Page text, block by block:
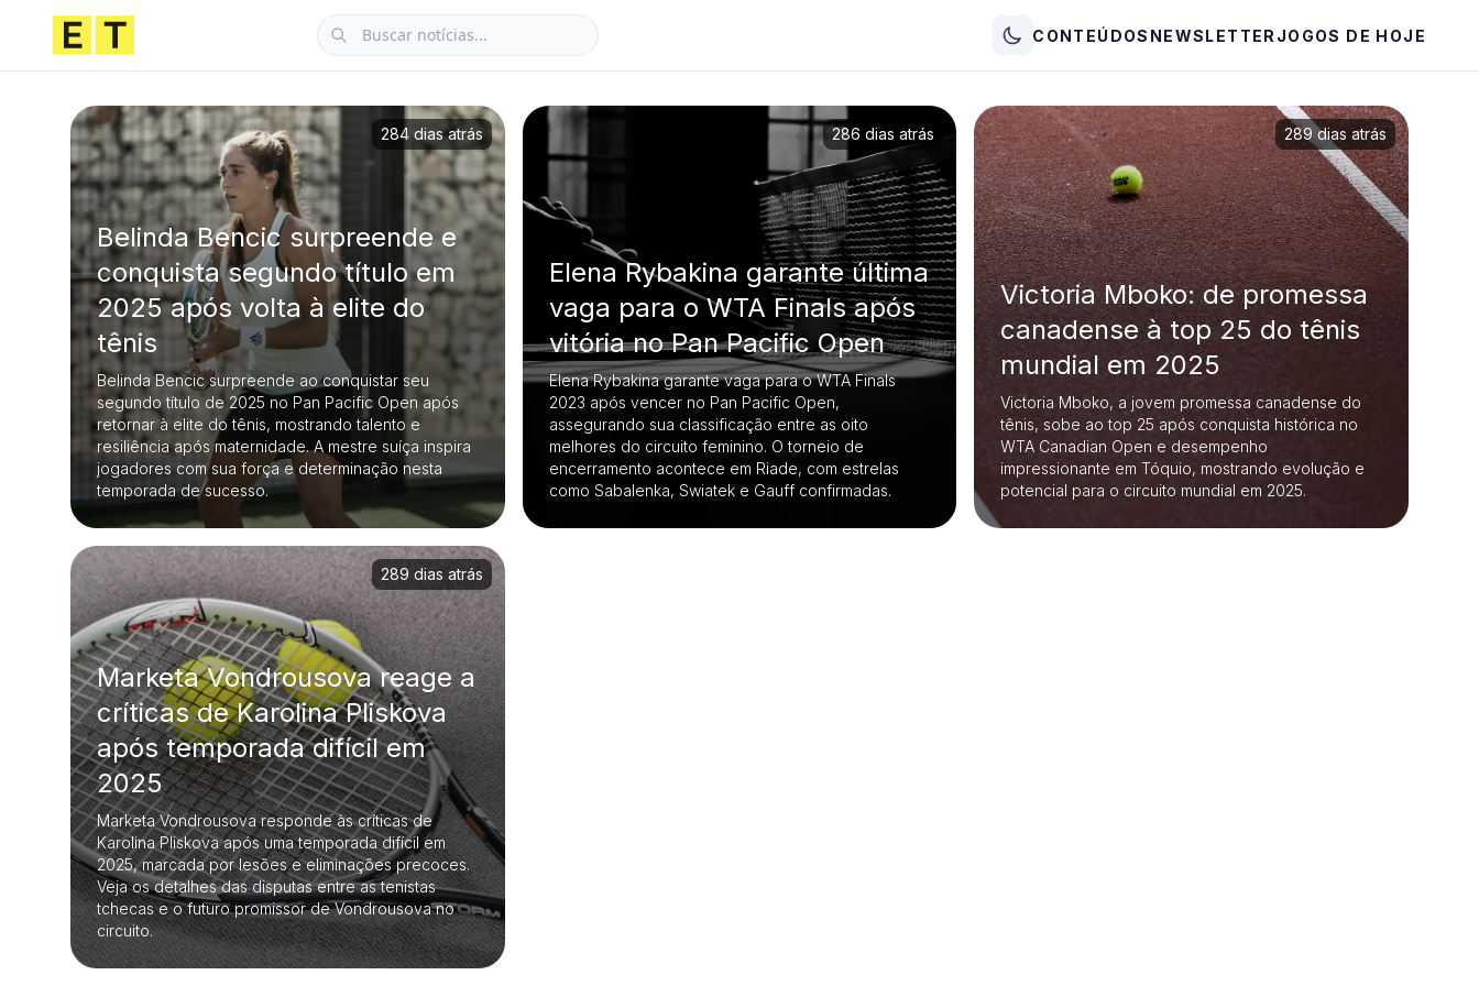
CONTEÚDOS NEWSLETTER JOGOS DE HOJE
Belinda Bencic surpreende e
conquista segundo título em
2025 após volta à elite do
tênis
Belinda Bencic surpreende ao conquistar seu
segundo título de 2025 no Pan Pacific Open após
retornar à elite do tênis, mostrando talento e
resiliência após maternidade. A mestre suíça inspira
jogadores com sua força e determinação nesta
temporada de sucesso.
284 dias atrás
Elena Rybakina garante última
vaga para o WTA Finals após
vitória no Pan Pacific Open
Elena Rybakina garante vaga para o WTA Finals
2023 após vencer no Pan Pacific Open,
assegurando sua classificação entre as oito
melhores do circuito feminino. O torneio de
encerramento acontece em Riade, com estrelas
como Sabalenka, Swiatek e Gauff confirmadas.
286 dias atrás
Victoria Mboko: de promessa
canadense à top 25 do tênis
mundial em 2025
Victoria Mboko, a jovem promessa canadense do
tênis, sobe ao top 25 após conquista histórica no
WTA Canadian Open e desempenho
impressionante em Tóquio, mostrando evolução e
potencial para o circuito mundial em 2025.
289 dias atrás
Marketa Vondrousova reage a
críticas de Karolina Pliskova
após temporada difícil em
2025
Marketa Vondrousova responde às críticas de
Karolina Pliskova após uma temporada difícil em
2025, marcada por lesões e eliminações precoces.
Veja os detalhes das disputas entre as tenistas
tchecas e o futuro promissor de Vondrousova no
circuito.
289 dias atrás